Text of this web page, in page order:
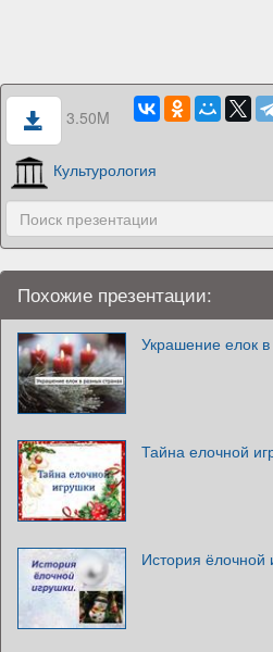
3.50M
Культурология
Похожие презентации:
Украшение елок
Тайна елочной
История ёлочной